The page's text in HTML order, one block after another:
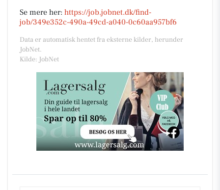
Se mere her: https://job.jobnet.dk/find-
job/349e352c-490a-49cd-a040-0c60aa957bf6
Data er automatisk hentet fra eksterne kilder, herunder
JobNet.
Kilde: JobNet